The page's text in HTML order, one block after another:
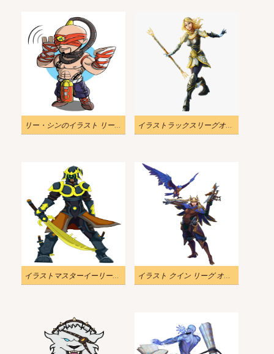
リー・シンのイラスト リーグ・オブ・レジェンド イラストラックスリーグオブレジェンドpng
イラストマスターイーリーグオブレジェンド イラスト クイン リーグ オブ レジェンド png